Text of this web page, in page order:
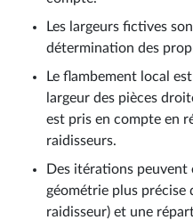
Les largeurs fictives
détermination des
Le flambement local
largeur des pièces
est pris en compte en
raidisseurs.
Des itérations
géométrie plus précise
raidisseur) et une